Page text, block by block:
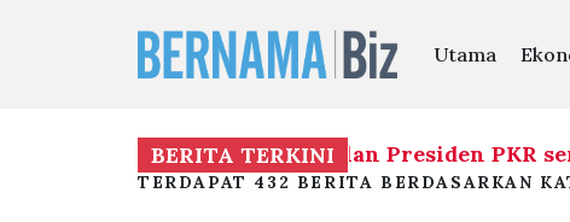
Utama
BERITA TERKINI
tugas Timbalan Presiden PKR
TERDAPAT 432 BERITA BERDASARKAN